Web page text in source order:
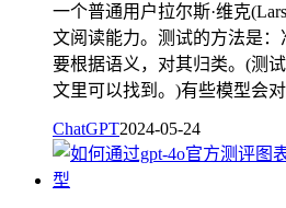
一个普通用户拉尔斯·维克
文阅读能力。测试的方法是
要根据语义，对其归类。(测
文里可以找到。)有些模型会
ChatGPT2024-05-24